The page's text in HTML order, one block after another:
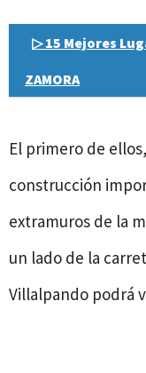
▷ 15 Mejores
ZAMORA
El primero de
construcción
extramuros de la
un lado de la
Villalpando podrá